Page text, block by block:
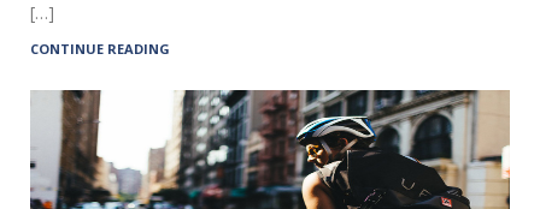
[…]
CONTINUE READING